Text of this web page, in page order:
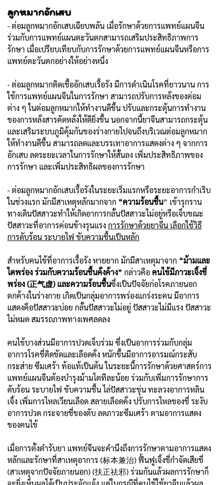
ลูกหมากอักเสบ
- ต่อมลูกหมากอักเสบเฉียบพลัน เมื่อรักษาด้วยการแพทย์แผนจีน
ร่วมกับการแพทย์แผนตะวันตกสามารถเสริมประสิทธิภาพการ
รักษา เมื่อเปรียบเทียบกับการรักษาด้วยการแพทย์แผนจีนหรือการ
แพทย์ตะวันตกอย่างให้อย่างหนึ่ง
- ต่อมลูกหมากติดเชื้ออักเสบเรื้อรัง มีการดำเนินโรคที่ยาวนาน การ
ใช้การแพทย์แผนจีนในการรักษา สามารถปรับการหลั่งของต่อม
ต่าง ๆ ในต่อมลูกหมากให้ทำงานดีขึ้น ปรับและกระตุ้นการทำงาน
ของการหลั่งสารคัดหลั่งให้ดียิ่งขึ้น นอกจากนี้ยาจีนสามารถกระตุ้น
และเสริมระบบภูมิคุ้มกันของร่างกายไปจนถึงบริเวณต่อมลูกหมาก
ให้ทำงานดีขึ้น สามารถลดและบรรเทาอาการแสดงต่าง ๆ จากการ
อักเสบ ลดระยะเวลาในการรักษาให้สั้นลง เพิ่มประสิทธิภาพของ
การรักษา และเพิ่มประสิทธิผลของการรักษา
- ต่อมลูกหมากอักเสบเรื้อรังในระยะเริ่มแรกหรือระยะอาการกำเริบ
ในช่วงแรก มักมีสาเหตุหลักมากจาก “ความร้อนชื้น” เข้ารุกราน
ทางเดินปัสสาวะทำให้เกิดอาการกลั้นปัสสาวะไม่อยู่หรือเจ็บขณะ
ปัสสาวะที่อาการค่อนข้างรุนแรง การรักษาด้วยยาจีน เลือกใช้วิธี
การดับร้อน ระบายไฟ ขับความชื้นเป็นหลัก
สำหรับคนไข้ที่อาการเรื้อรัง หายยาก มักมีสาเหตุมาจาก “ม้ามและ
ไตพร่องร่วมกับความร้อนชื้นคั่งค้าง” กล่าวคือคนไข้มีภาวะเจิ้งชี่
พร่อง (正气虚) และความร้อนชื้นซึ่งเป็นปัจจัยก่อโรคภายนอก
ตกค้างในร่างกาย เกิดเป็นกลุ่มอาการพร่องแกร่งระคน มีอาการ
แสดงคือปัสสาวะบ่อย กลั้นปัสสาวะไม่อยู่ ปัสสาวะไม่มีแรง ปัสสาวะ
ไม่หมด สมรรถภาพทางเพศลดลง
คนไข้บางส่วนมีอาการปวดเจ็บร่วม ซึ่งเป็นอาการร่วมกับกลุ่ม
อาการโรคชี่ติดขัดและเลือดคั่ง หนักขึ้นมีอาการอารมณ์กระสับ
กระส่าย ซึมเศร้า ท้อแท้เป็นต้น ในระยะนี้การรักษาด้วยศาสตร์การ
แพทย์แผนจีนต้องบำรุงม้ามไตทีละน้อย ร่วมกับเพิ่มการรักษาการ
ดับร้อน ระบายไฟ ขับความชื้น ไล่ปัสสาวะขุ่น ทะลวงอาการหลิน
เจิ้ง เพิ่มการไหลเวียนเลือด สลายเลือดคั่ง ปรับการไหลของชี่ ระงับ
อาการปวด กระจายชี่ของตับ ลดภาวะซึมเศร้า ตามอาการแสดง
ของคนไข้
เมื่อการตั้งตำรับยา แพทย์จีนจะคำนึงถึงการรักษาตามอาการแสดง
หลักและรักษาที่สาเหตุอาการ (标本兼治) ฟื้นฟูเจิ้งชี่กำจัดเสียชี่
(สาเหตุจากปัจจัยภายนอก) (扶正祛邪) ร่วมกันแล้วผลการรักษาก็